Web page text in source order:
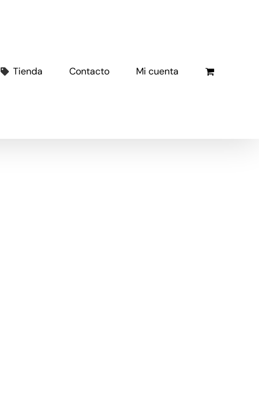
Tienda Contacto Mi cuenta